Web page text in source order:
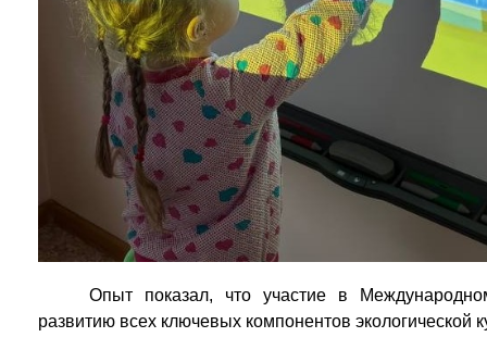
Опыт показал, что участие в
развитию всех ключевых компонентов экологической